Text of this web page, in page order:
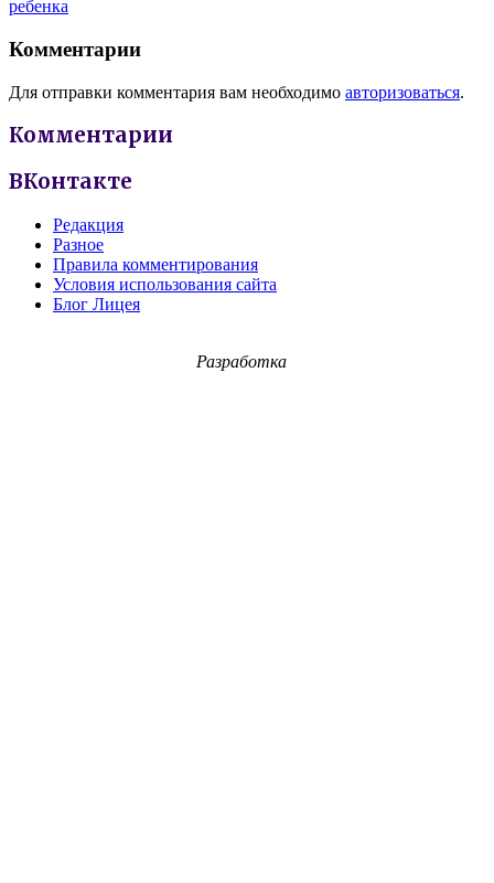
ребенка
Комментарии
Для отправки комментария вам необходимо авторизоваться.
Комментарии
ВКонтакте
Редакция
Разное
Правила комментирования
Условия использования сайта
Блог Лицея
Разработка